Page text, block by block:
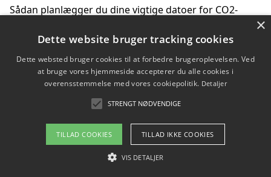
Sådan planlægger du dine vigtige datoer for CO2-
Copyright 2026 - Pilanto Aps
Om / kontakt
×
Dette website bruger tracking cookies
Dette websted bruger cookies til at forbedre brugeroplevelsen. Ved
at bruge vores hjemmeside accepterer du alle cookies i
overensstemmelse med vores cookiepolitik. Detaljer
STRENGT NØDVENDIGE
TILLAD COOKIES TILLAD IKKE COOKIES
VIS DETALJER